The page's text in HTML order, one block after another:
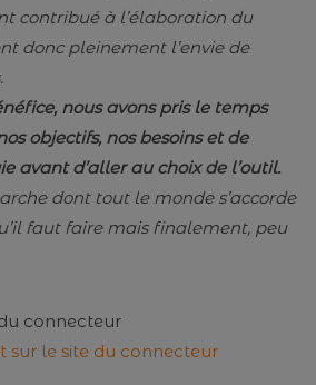
contribué à l’élaboration du
donc pleinement l’envie de
nous avons pris le temps
objectifs, nos besoins et de
avant d’aller au choix de l’outil.
dont tout le monde s’accorde
faut faire mais finalement, peu
connecteur
sur le site du connecteur